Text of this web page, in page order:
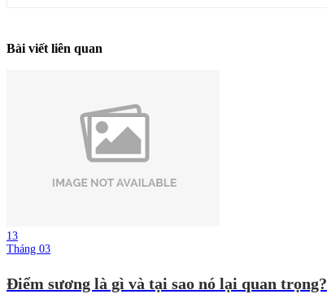
Bài viết liên quan
13
Tháng 03
Điểm sương là gì và tại sao nó lại quan trọng?